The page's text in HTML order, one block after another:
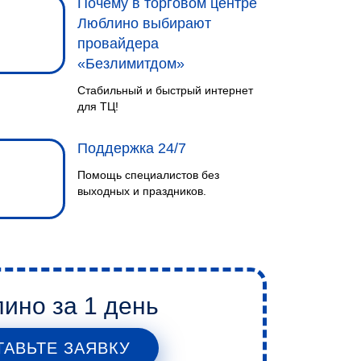
Почему в торговом центре
Люблино выбирают
провайдера
«Безлимитдом»
Стабильный и быстрый интернет
для ТЦ!
Поддержка 24/7
Помощь специалистов без
выходных и праздников.
за 1 день
ЗАЯВКУ
(Вайфай) и результате.
ВЫЕЗД И ЗАМЕР
Мы проводим замеры нескольких
показателями сигнала и скорости.